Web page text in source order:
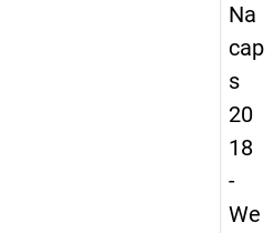
Na
cap
s
20
18
-
We